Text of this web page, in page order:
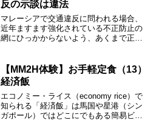
反の示談は違法
マレーシアで交通違反に問われる場合、
近年ますます強化されている不正防止の
網にひっかからないよう、あくまで正式
もありましたが、今は違います。
【MM2H体験】お手軽定食（13）
経済飯
エコノミー・ライス（economy rice）で
知られる「経済飯」は馬国や星港（シン
ガポール）ではどこにでもある簡易ビュ